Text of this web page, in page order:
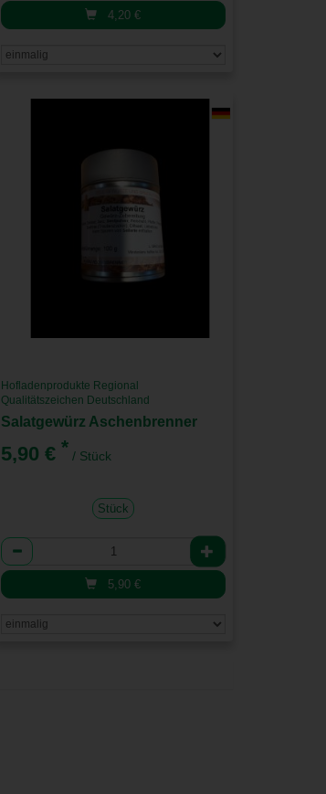
4,20€
Hofladenprodukte Regional
Qualitätszeichen Deutschland
Salatgewürz Aschenbrenner
5,90 €* / Stück
Stück
Anzahl
5,90€